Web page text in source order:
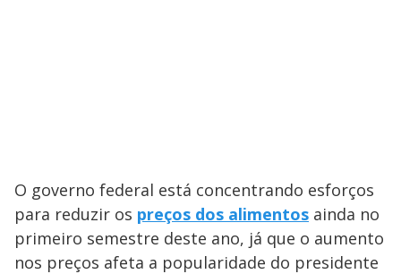
O governo federal está concentrando esforços
para reduzir os preços dos alimentos ainda no
primeiro semestre deste ano, já que o aumento
nos preços afeta a popularidade do presidente